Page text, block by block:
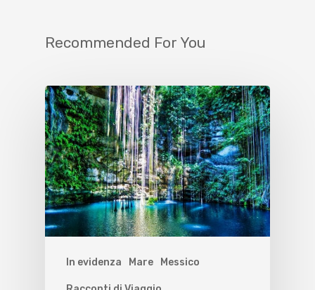
Recommended For You
In evidenza Mare Messico